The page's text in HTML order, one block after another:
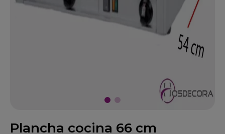
Plancha cocina 66 cm